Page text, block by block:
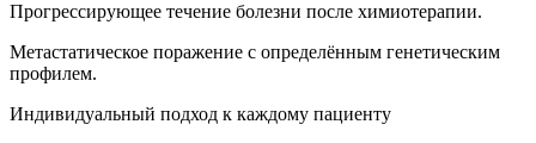
Прогрессирующее течение болезни после химиотерапии.
Метастатическое поражение с определённым генетическим
профилем.
Индивидуальный подход к каждому пациенту